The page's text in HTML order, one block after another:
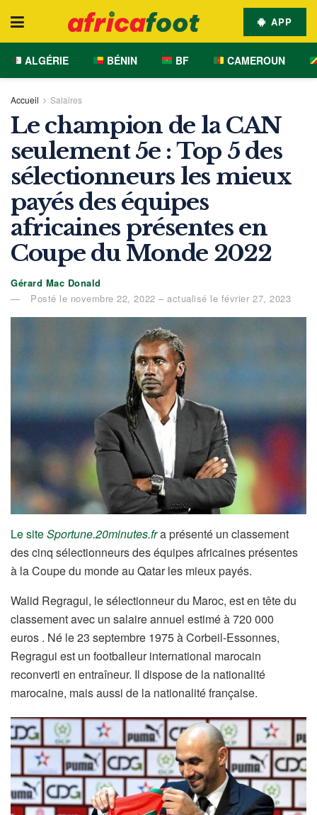
APP
ALGÉRIE BÉNIN BF CAMEROUN
Accueil Salaires
Le champion de la CAN
seulement 5e : Top 5 des
sélectionneurs les mieux
payés des équipes
africaines présentes en
Coupe du Monde 2022
Gérard Mac Donald
Posté le novembre 22, 2022 – actualisé le février 27, 2023
Le siteSportune.20minutes.fra présenté un classement
des cinq sélectionneurs des équipes africaines présentes
à la Coupe du monde au Qatar les mieux payés.
Walid Regragui, le sélectionneur du Maroc, est en tête du
classement avec un salaire annuel estimé à 720 000
euros . Né le 23 septembre 1975 à Corbeil-Essonnes,
Regragui est un footballeur international marocain
reconverti en entraîneur. Il dispose de la nationalité
marocaine, mais aussi de la nationalité française.